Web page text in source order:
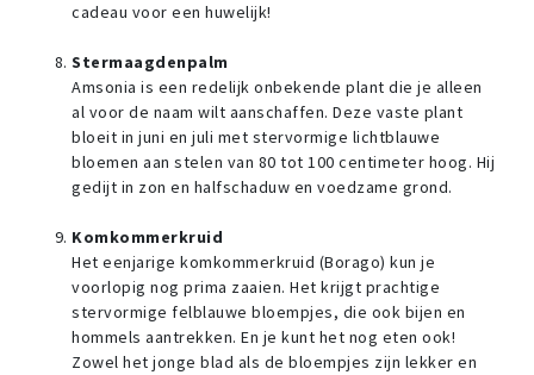
cadeau voor een huwelijk!
Stermaagdenpalm
Amsonia is een redelijk onbekende plant die je alleen
al voor de naam wilt aanschaffen. Deze vaste plant
bloeit in juni en juli met stervormige lichtblauwe
bloemen aan stelen van 80 tot 100 centimeter hoog. Hij
gedijt in zon en halfschaduw en voedzame grond.
Komkommerkruid
Het eenjarige komkommerkruid (Borago) kun je
voorlopig nog prima zaaien. Het krijgt prachtige
stervormige felblauwe bloempjes, die ook bijen en
hommels aantrekken. En je kunt het nog eten ook!
Zowel het jonge blad als de bloempjes zijn lekker en